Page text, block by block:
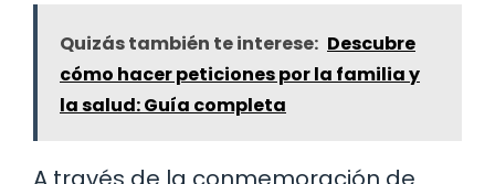
Quizás también te interese: Descubre
cómo hacer peticiones por la familia y
la salud: Guía completa